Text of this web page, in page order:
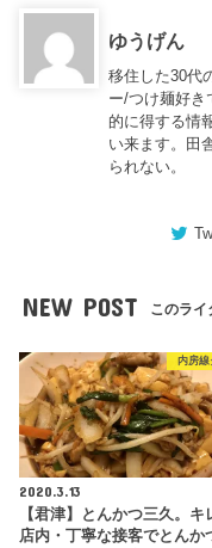
ゆうげん
移住した30代
ー/つけ麺好き
的に得する情
い来ます。田
られない。
NEW POST このライ
内房線
2020.3.13
【君津】とんかつ三久。キ
店内・丁寧な接客でとんか